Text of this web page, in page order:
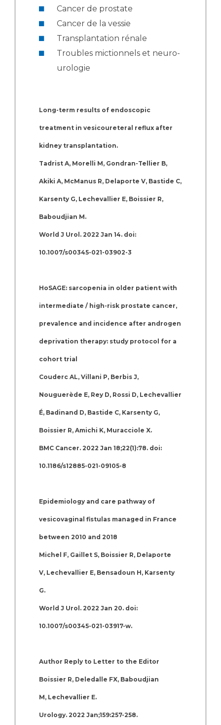
Cancer de prostate
Cancer de la vessie
Transplantation rénale
Troubles mictionnels et neuro-
urologie
Long-term results of endoscopic
treatment in vesicoureteral reflux after
kidney transplantation.
Tadrist A, Morelli M, Gondran-Tellier B,
Akiki A, McManus R, Delaporte V, Bastide C,
Karsenty G, Lechevallier E, Boissier R,
Baboudjian M.
World J Urol. 2022 Jan 14. doi:
10.1007/s00345-021-03902-3
HoSAGE: sarcopenia in older patient with
intermediate / high-risk prostate cancer,
prevalence and incidence after androgen
deprivation therapy: study protocol for a
cohort trial
Couderc AL, Villani P, Berbis J,
Nouguerède E, Rey D, Rossi D, Lechevallier
É, Badinand D, Bastide C, Karsenty G,
Boissier R, Amichi K, Muracciole X.
BMC Cancer. 2022 Jan 18;22(1):78. doi:
10.1186/s12885-021-09105-8
Epidemiology and care pathway of
vesicovaginal fistulas managed in France
between 2010 and 2018
Michel F, Gaillet S, Boissier R, Delaporte
V, Lechevallier E, Bensadoun H, Karsenty
G.
World J Urol. 2022 Jan 20. doi:
10.1007/s00345-021-03917-w.
Author Reply to Letter to the Editor
Boissier R, Deledalle FX, Baboudjian
M, Lechevallier E.
Urology. 2022 Jan;159:257-258.